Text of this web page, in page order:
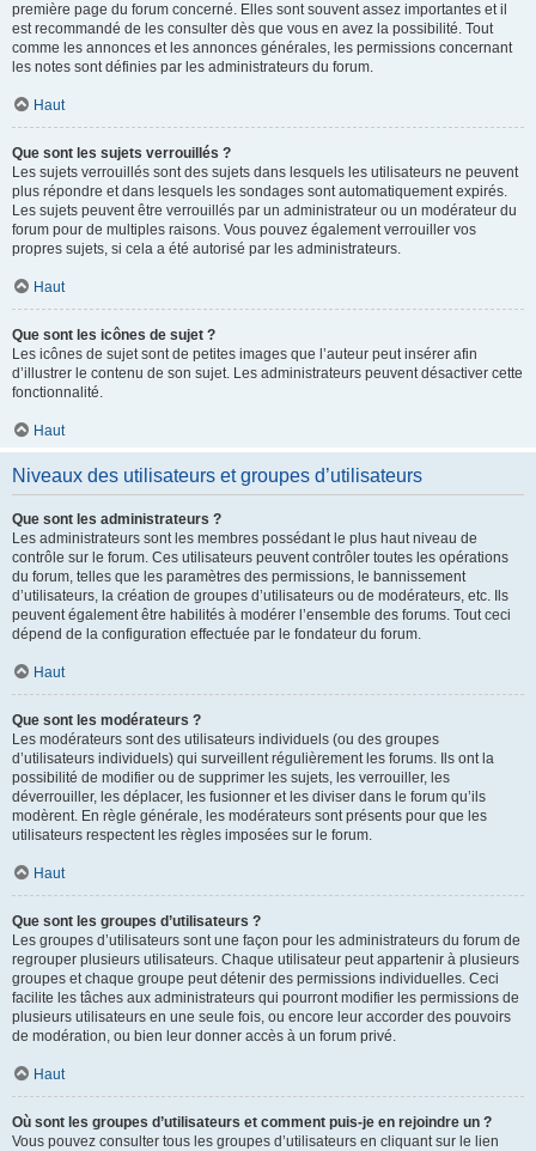
première page du forum concerné. Elles sont souvent assez importantes et il
est recommandé de les consulter dès que vous en avez la possibilité. Tout
comme les annonces et les annonces générales, les permissions concernant
les notes sont définies par les administrateurs du forum.
Haut
Que sont les sujets verrouillés ?
Les sujets verrouillés sont des sujets dans lesquels les utilisateurs ne peuvent
plus répondre et dans lesquels les sondages sont automatiquement expirés.
Les sujets peuvent être verrouillés par un administrateur ou un modérateur du
forum pour de multiples raisons. Vous pouvez également verrouiller vos
propres sujets, si cela a été autorisé par les administrateurs.
Haut
Que sont les icônes de sujet ?
Les icônes de sujet sont de petites images que l’auteur peut insérer afin
d’illustrer le contenu de son sujet. Les administrateurs peuvent désactiver cette
fonctionnalité.
Haut
Niveaux des utilisateurs et groupes d’utilisateurs
Que sont les administrateurs ?
Les administrateurs sont les membres possédant le plus haut niveau de
contrôle sur le forum. Ces utilisateurs peuvent contrôler toutes les opérations
du forum, telles que les paramètres des permissions, le bannissement
d’utilisateurs, la création de groupes d’utilisateurs ou de modérateurs, etc. Ils
peuvent également être habilités à modérer l’ensemble des forums. Tout ceci
dépend de la configuration effectuée par le fondateur du forum.
Haut
Que sont les modérateurs ?
Les modérateurs sont des utilisateurs individuels (ou des groupes
d’utilisateurs individuels) qui surveillent régulièrement les forums. Ils ont la
possibilité de modifier ou de supprimer les sujets, les verrouiller, les
déverrouiller, les déplacer, les fusionner et les diviser dans le forum qu’ils
modèrent. En règle générale, les modérateurs sont présents pour que les
utilisateurs respectent les règles imposées sur le forum.
Haut
Que sont les groupes d’utilisateurs ?
Les groupes d’utilisateurs sont une façon pour les administrateurs du forum de
regrouper plusieurs utilisateurs. Chaque utilisateur peut appartenir à plusieurs
groupes et chaque groupe peut détenir des permissions individuelles. Ceci
facilite les tâches aux administrateurs qui pourront modifier les permissions de
plusieurs utilisateurs en une seule fois, ou encore leur accorder des pouvoirs
de modération, ou bien leur donner accès à un forum privé.
Haut
Où sont les groupes d’utilisateurs et comment puis-je en rejoindre un ?
Vous pouvez consulter tous les groupes d’utilisateurs en cliquant sur le lien